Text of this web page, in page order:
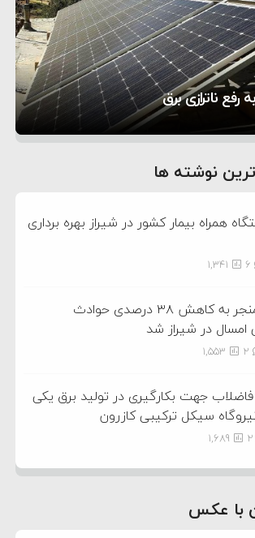
آمریکا داریم
حملات جدید علیه ایران را صادر کرد
نفتکش متخلف مورد اصابت قرار گرفته و
شدند
مدعی توافق تاریخی برای خلع سلاح کامل
ناترازی برق
«جنگ و صلح» از سینمای ایران؛ روایتی
مردم
نوشته ها
همراه بیمار کشور در شیراز بهره برداری
1,341
فرهنگ سازی منجر به کاهش ۳۸ درصدی حوادث
در شیراز شد
1,553
جهت بکارگیری در تولید برق یکی
سیکل ترکیبی کازرون
1,689
با عکس